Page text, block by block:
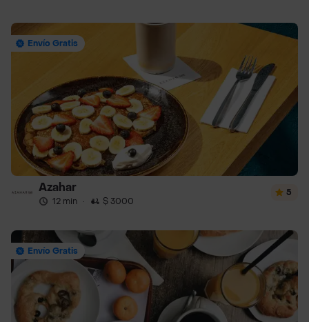
Envío Gratis
Azahar
12 min · $ 3000
5
Envío Gratis